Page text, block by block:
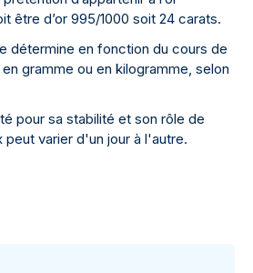
être d’or 995/1000 soit 24 carats.
détermine en fonction du cours de
gramme ou en kilogramme, selon
pour sa stabilité et son rôle de
varier d'un jour à l'autre.